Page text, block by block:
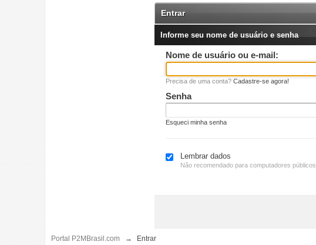
Entrar
Informe seu nome de usuário e senha
Nome de usuário ou e-mail:
Precisa de uma conta? Cadastre-se agora!
Senha
Esqueci minha senha
Lembrar dados
Não recomendado para computadores públicos
Portal P2MBrasil.com → Entrar